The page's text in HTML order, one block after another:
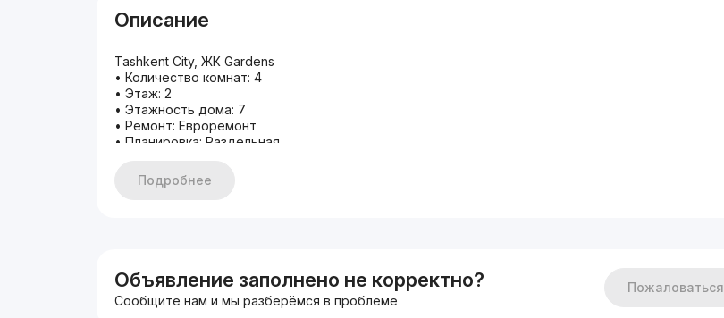
Описание
Tashkent City, ЖК Gardens
• Количество комнат: 4
• Этаж: 2
• Этажность дома: 7
• Ремонт: Евроремонт
• Планировка: Раздельная
Плюсы квартиры:
+ С мебелью и техникой
• Звоните, имеются альтернативные варианты! В базе более 1000 объектов по городу Ташкент.
• Компания "Summit Group''
Подробнее
Объявление заполнено не корректно?
Сообщите нам и мы разберёмся в проблеме
Пожаловаться